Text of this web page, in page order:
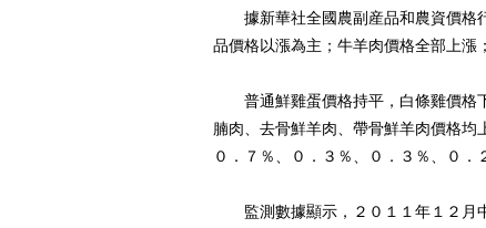
據新華社全國農副産品和農資價格
品價格以漲為主；牛羊肉價格全部上漲
普通鮮雞蛋價格持平，白條雞價格
腩肉、去骨鮮羊肉、帶骨鮮羊肉價格
０．７％、０．３％、０．３％、０．
監測數據顯示，２０１１年１２月